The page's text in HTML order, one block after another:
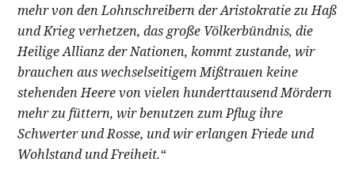
mehr von den Lohnschreibern der Aristokratie zu Haß
und Krieg verhetzen, das große Völkerbündnis, die
Heilige Allianz der Nationen, kommt zustande, wir
brauchen aus wechselseitigem Mißtrauen keine
stehenden Heere von vielen hunderttausend Mördern
mehr zu füttern, wir benutzen zum Pflug ihre
Schwerter und Rosse, und wir erlangen Friede und
Wohlstand und Freiheit.“